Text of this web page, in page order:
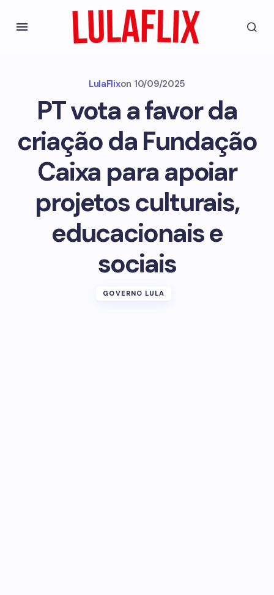
LulaFlixon 10/09/2025
PT vota a favor da
criação da Fundação
Caixa para apoiar
projetos culturais,
educacionais e
sociais
GOVERNO LULA